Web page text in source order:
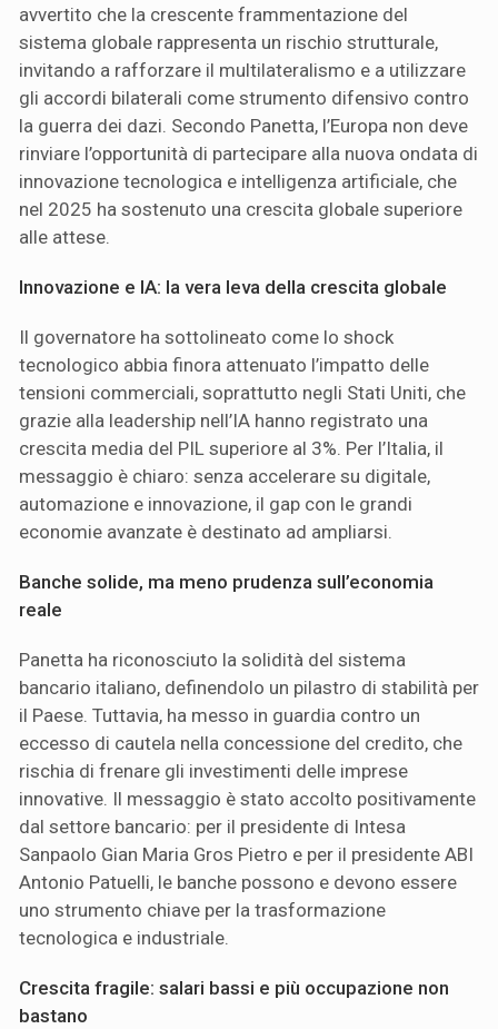
avvertito che la crescente frammentazione del
sistema globale rappresenta un rischio strutturale,
invitando a rafforzare il multilateralismo e a utilizzare
gli accordi bilaterali come strumento difensivo contro
la guerra dei dazi. Secondo Panetta, l’Europa non deve
rinviare l’opportunità di partecipare alla nuova ondata di
innovazione tecnologica e intelligenza artificiale, che
nel 2025 ha sostenuto una crescita globale superiore
alle attese.
Innovazione e IA: la vera leva della crescita globale
Il governatore ha sottolineato come lo shock
tecnologico abbia finora attenuato l’impatto delle
tensioni commerciali, soprattutto negli Stati Uniti, che
grazie alla leadership nell’IA hanno registrato una
crescita media del PIL superiore al 3%. Per l’Italia, il
messaggio è chiaro: senza accelerare su digitale,
automazione e innovazione, il gap con le grandi
economie avanzate è destinato ad ampliarsi.
Banche solide, ma meno prudenza sull’economia
reale
Panetta ha riconosciuto la solidità del sistema
bancario italiano, definendolo un pilastro di stabilità per
il Paese. Tuttavia, ha messo in guardia contro un
eccesso di cautela nella concessione del credito, che
rischia di frenare gli investimenti delle imprese
innovative. Il messaggio è stato accolto positivamente
dal settore bancario: per il presidente di Intesa
Sanpaolo Gian Maria Gros Pietro e per il presidente ABI
Antonio Patuelli, le banche possono e devono essere
uno strumento chiave per la trasformazione
tecnologica e industriale.
Crescita fragile: salari bassi e più occupazione non
bastano